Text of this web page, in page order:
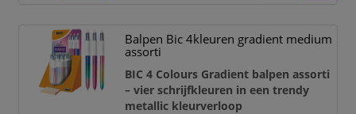
evenementen, balies en promotionele
toepassingen.
De Gold editionschrijft met blauwe
Balpen Bic 4kleuren gradient medium
assorti
BIC 4 Colours Gradient balpen assorti
– vier schrijfkleuren in een trendy
metallic kleurverloop